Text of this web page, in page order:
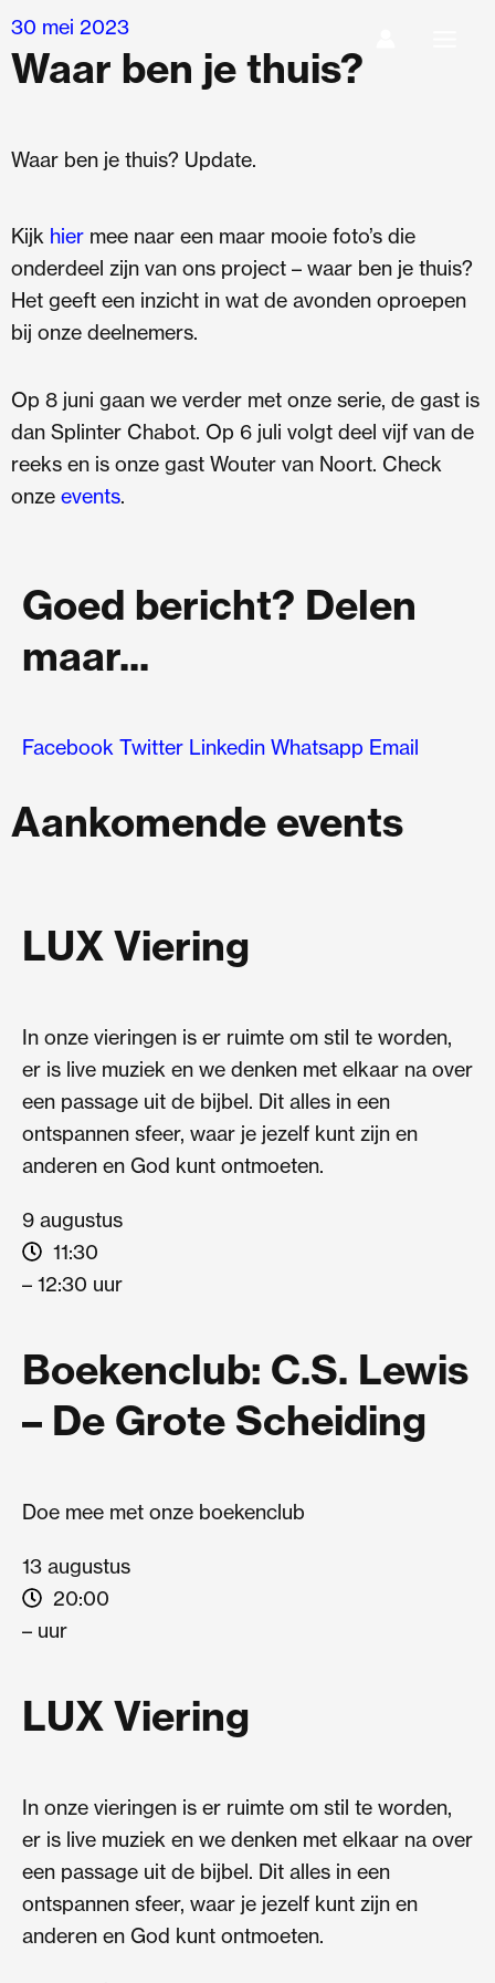
Ga
de
30 mei 2023
Waar ben je thuis?
Waar ben je thuis? Update.
Kijk hier mee naar een maar mooie foto’s die
onderdeel zijn van ons project – waar ben je thuis?
Het geeft een inzicht in wat de avonden oproepen
bij onze deelnemers.
Op 8 juni gaan we verder met onze serie, de gast is
dan Splinter Chabot. Op 6 juli volgt deel vijf van de
reeks en is onze gast Wouter van Noort. Check
onze events.
Goed bericht? Delen
maar...
Facebook Twitter Linkedin Whatsapp Email
Aankomende events
LUX Viering
In onze vieringen is er ruimte om stil te worden,
er is live muziek en we denken met elkaar na over
een passage uit de bijbel. Dit alles in een
ontspannen sfeer, waar je jezelf kunt zijn en
anderen en God kunt ontmoeten.
9 augustus
11:30
– 12:30 uur
Boekenclub: C.S. Lewis
– De Grote Scheiding
Doe mee met onze boekenclub
13 augustus
20:00
– uur
LUX Viering
In onze vieringen is er ruimte om stil te worden,
er is live muziek en we denken met elkaar na over
een passage uit de bijbel. Dit alles in een
ontspannen sfeer, waar je jezelf kunt zijn en
anderen en God kunt ontmoeten.